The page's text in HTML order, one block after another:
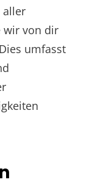
aller
wir von dir
umfasst